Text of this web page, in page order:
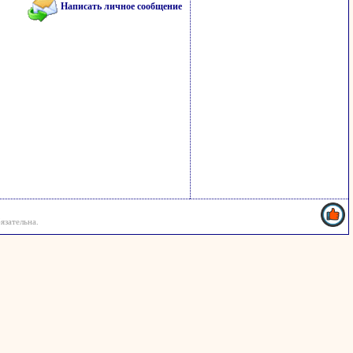
Написать личное сообщение